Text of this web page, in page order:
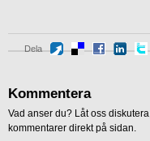
Dela
Kommentera
Vad anser du? Låt oss
kommentarer direkt på sidan.